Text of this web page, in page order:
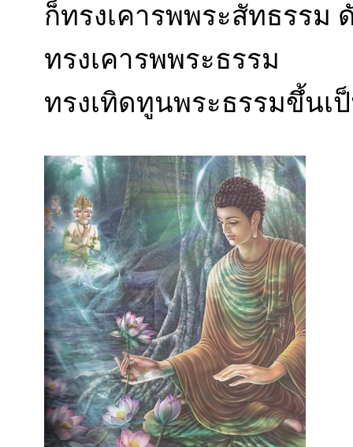
ก็ทรงเคารพพระสัทธรรม
ทรงเคารพพระธรรม
ทรงเทิดทูนพระธรรมขึ้นเ